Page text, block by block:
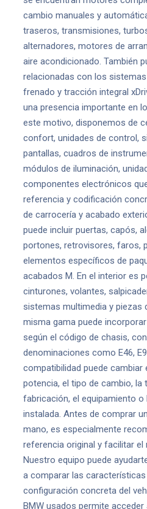
cambio manuales y
traseros, transmisiones,
alternadores, motores de
aire acondicionado. También
relacionadas con los
frenado y tracción integral
una presencia importante en
este motivo, disponemos de
confort, unidades de control,
pantallas, cuadros de
módulos de iluminación,
componentes electrónicos
referencia y codificación
de carrocería y acabado
puede incluir puertas, capós,
portones, retrovisores, faros,
elementos específicos de
acabados M. En el interior es
cinturones, volantes,
sistemas multimedia y piezas
misma gama puede
según el código de chasis,
denominaciones como E46,
compatibilidad puede
potencia, el tipo de cambio, la
fabricación, el equipamiento
instalada. Antes de comprar
mano, es especialmente
referencia original y facilitar el
Nuestro equipo puede
a comparar las
configuración concreta del
BMW usados permite